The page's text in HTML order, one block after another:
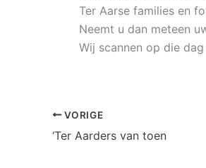
Ter Aarse families en
Neemt u dan meteen
Wij scannen op die
VORIGE
‘Ter Aarders van toen